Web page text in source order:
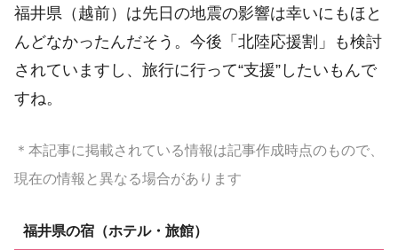
福井県（越前）は先日の地震の影響は幸いにもほと
んどなかったんだそう。今後「北陸応援割」も検討
されていますし、旅行に行って“支援”したいもんで
すね。
＊本記事に掲載されている情報は記事作成時点のもので、
現在の情報と異なる場合があります
福井県の宿（ホテル・旅館）